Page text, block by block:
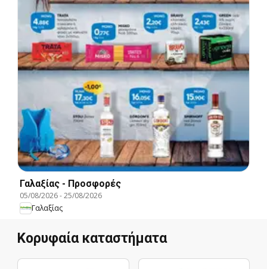
Γαλαξίας - Προσφορές
05/08/2026-25/08/2026
Γαλαξίας
Κορυφαία καταστήματα